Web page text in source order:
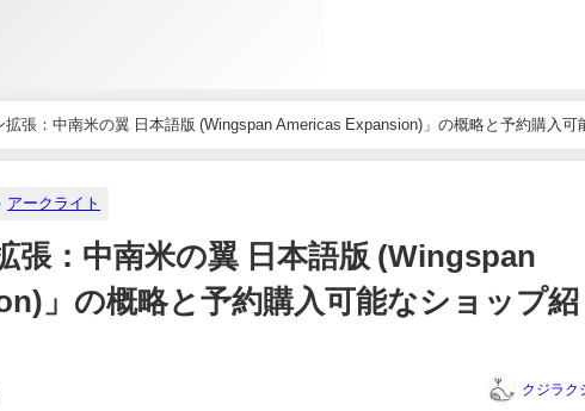
拡張：中南米の翼 日本語版 (Wingspan Americas Expansion)」の概略と予約購入可
アークライト
張：中南米の翼 日本語版 (Wingspan
」の概略と予約購入可能なショップ紹
クジラク